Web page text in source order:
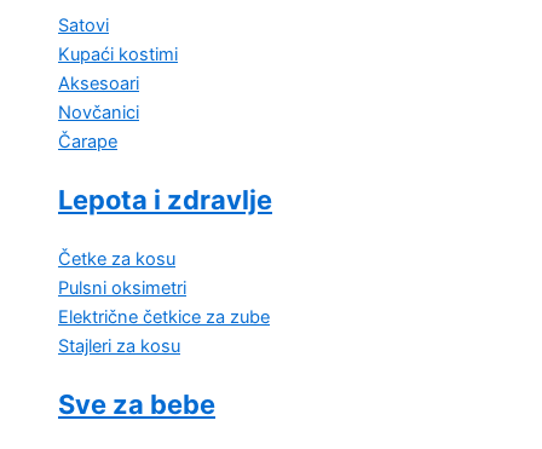
Satovi
Kupaći kostimi
Aksesoari
Novčanici
Čarape
Lepota i zdravlje
Četke za kosu
Pulsni oksimetri
Električne četkice za zube
Stajleri za kosu
Sve za bebe